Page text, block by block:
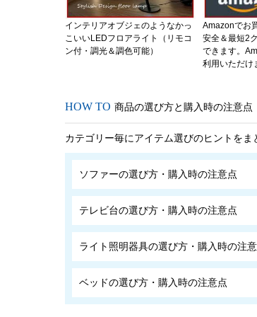
インテリアオブジェのようなかっ
こいいLEDフロアライト（リモコ
ン付・調光＆調色可能）
Amazonでお
安全＆最短2
できます。
利用いただけ
商品の選び方と購入時の注意点
カテゴリー毎にアイテム選びのヒントをま
ソファーの選び方・購入時の注意点
テレビ台の選び方・購入時の注意点
ライト照明器具の選び方・購入時の注
ベッドの選び方・購入時の注意点